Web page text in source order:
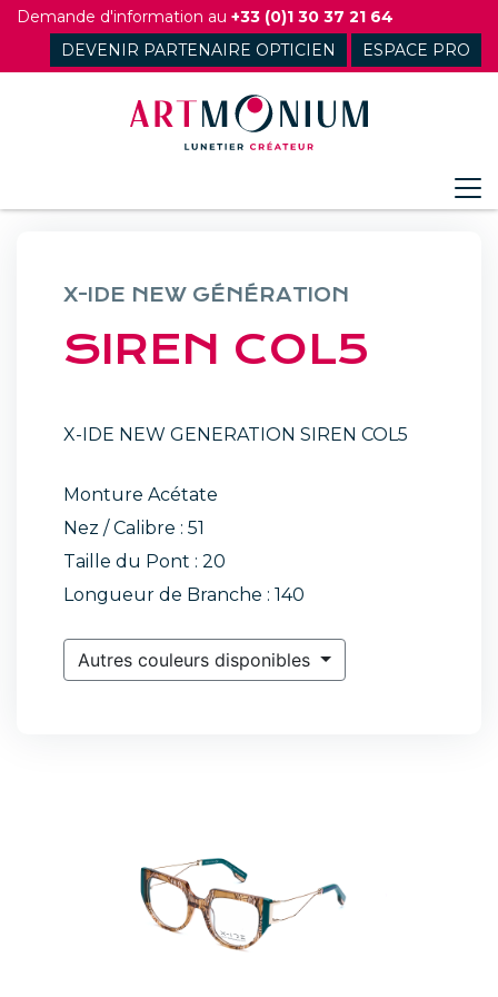
Skip
content
Demande d'information au +33 (0)1 30 37 21 64
DEVENIR PARTENAIRE OPTICIEN
ESPACE PRO
X-IDE NEW GÉNÉRATION
SIREN COL5
X-IDE NEW GENERATION SIREN COL5
Monture Acétate
Nez / Calibre : 51
Taille du Pont : 20
Longueur de Branche : 140
Autres couleurs disponibles